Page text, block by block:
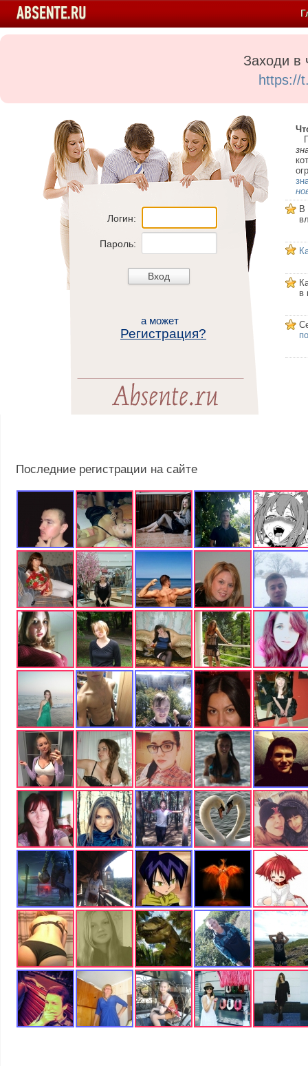
Заходи в
https://
Логин:
Пароль:
а может
Регистрация?
В
в
Последние регистрации на сайте